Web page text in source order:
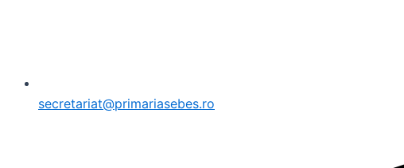
secretariat@primariasebes.ro